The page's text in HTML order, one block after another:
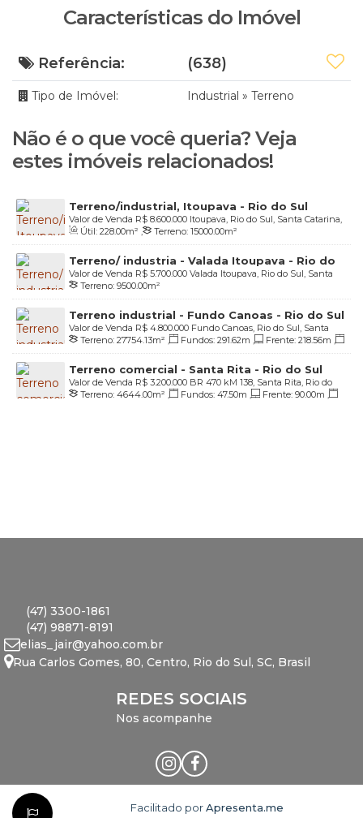
Características do Imóvel
Referência: (638)
Tipo de Imóvel: Industrial » Terreno
Não é o que você queria? Veja
estes imóveis relacionados!
Terreno/industrial, Itoupava - Rio do Sul
R$ 8.600.000
Valor de Venda
Itoupava, Rio do Sul, Santa Catarina,
Brasil
Útil: 228.00m² , Terreno: 15000.00m²
Terreno/ industria - Valada Itoupava - Rio do
Sul
R$ 5.700.000
Valor de Venda
Valada Itoupava, Rio do Sul, Santa
Catarina, Brasil
Terreno: 9500.00m²
Terreno industrial - Fundo Canoas - Rio do Sul
R$ 4.800.000
Valor de Venda
Fundo Canoas, Rio do Sul, Santa
Catarina, Brasil
Terreno: 27754.13m² , Fundos: 291.62m , Frente: 218.56m ,
Lado Direito: 89.21m , Lado Esquerdo: 202.71m
Terreno comercial - Santa Rita - Rio do Sul
R$ 3.200.000
Valor de Venda
BR 470 kM 138, Santa Rita, Rio do
Sul, Santa Catarina, Brasil
Terreno: 4644.00m² , Fundos: 47.50m , Frente: 90.00m ,
(47) 3300-1861
(47) 98871-8191
elias_jair@yahoo.com.br
Rua Carlos Gomes, 80, Centro, Rio do Sul, SC, Brasil
REDES SOCIAIS
Nos acompanhe
Facilitado porApresenta.me